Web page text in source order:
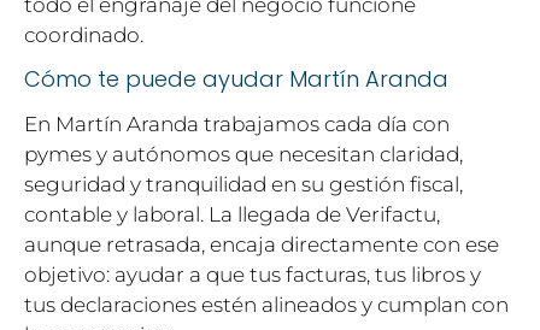
todo el engranaje del negocio funcione
coordinado.
Cómo te puede ayudar Martín Aranda
En Martín Aranda trabajamos cada día con
pymes y autónomos que necesitan claridad,
seguridad y tranquilidad en su gestión fiscal,
contable y laboral. La llegada de Verifactu,
aunque retrasada, encaja directamente con ese
objetivo: ayudar a que tus facturas, tus libros y
tus declaraciones estén alineados y cumplan con